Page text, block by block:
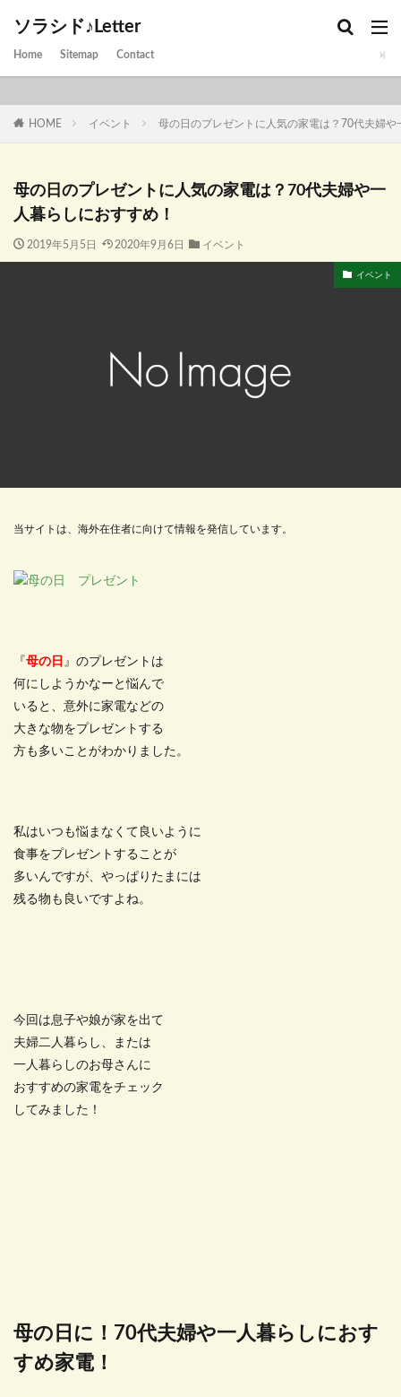
ソラシド♪Letter
Home Sitemap Contact
HOME イベント 母の日のプレゼントに人気の家電は？70代夫婦や
母の日のプレゼントに人気の家電は？70代夫婦や一
人暮らしにおすすめ！
2019年5月5日 2020年9月6日 イベント
イベント
当サイトは、海外在住者に向けて情報を発信しています。
『 母の日 』のプレゼントは
何にしようかなーと悩んで
いると、意外に家電などの
大きな物をプレゼントする
方も多いことがわかりました。
私はいつも悩まなくて良いように
食事をプレゼントすることが
多いんですが、やっぱりたまには
残る物も良いですよね。
今回は息子や娘が家を出て
夫婦二人暮らし、または
一人暮らしのお母さんに
おすすめの家電をチェック
してみました！
母の日に！70代夫婦や一人暮らしにおす
すめ家電！